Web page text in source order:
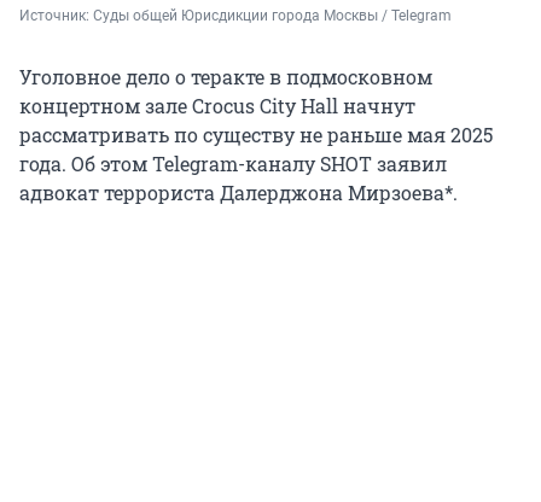
Источник: Суды общей Юрисдикции города Москвы / Telegram
Уголовное дело о теракте в подмосковном
концертном зале Crocus City Hall начнут
рассматривать по существу не раньше мая 2025
года. Об этом Telegram-каналу SHOT заявил
адвокат террориста Далерджона Мирзоева*.